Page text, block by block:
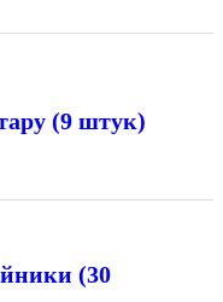
(9 штук)
(30